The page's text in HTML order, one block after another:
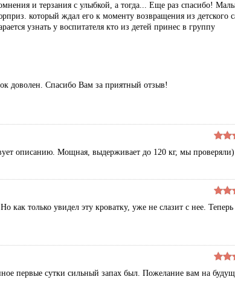
и терзания с улыбкой, а тогда... Еще раз спасибо!
который ждал его к моменту возвращения из детского
узнать у воспитателя кто из детей принес в группу
доволен. Спасибо Вам за приятный отзыв!
описанию. Мощная, выдерживает до 120 кг, мы проверяли)
как только увидел эту кроватку, уже не слазит с нее.
первые сутки сильный запах был. Пожелание вам на